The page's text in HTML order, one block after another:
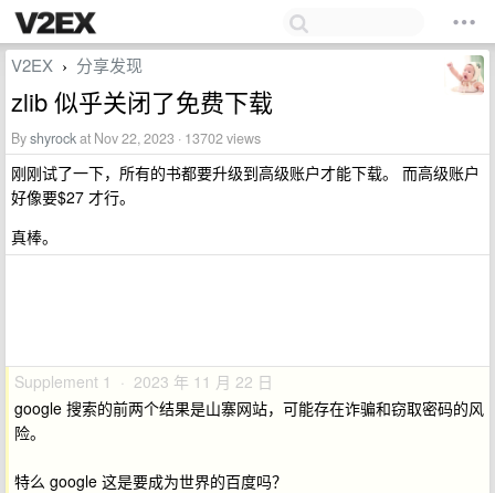
V2EX › 分享发现
zlib 似乎关闭了免费下载
Byshyrockat Nov 22, 2023 · 13702 views
刚刚试了一下，所有的书都要升级到高级账户才能下载。 而高级账户
好像要$27 才行。
真棒。
Supplement 1 · 2023 年 11 月 22 日
google 搜索的前两个结果是山寨网站，可能存在诈骗和窃取密码的风
险。
特么 google 这是要成为世界的百度吗？